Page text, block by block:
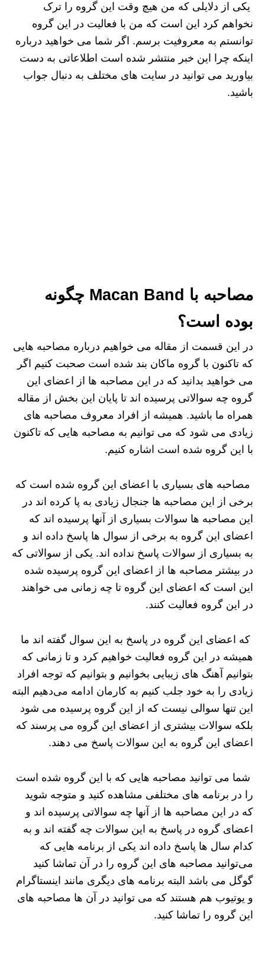
یکی از دلایلی که من هیچ وقت این گروه را ترک
نخواهم کرد این است که من با فعالیت در این گروه
توانستم به معروفیت برسم. اگر شما می خواهید درباره
اینکه چرا این خبر منتشر شده است اطلاعاتی به دست
بیاورید می توانید در سایت های مختلف به دنبال جواب
باشید‌.
مصاحبه با Macan Band چگونه
بوده است؟
در این قسمت از مقاله می خواهیم درباره مصاحبه هایی
که تاکنون با گروه ماکان بند شده است صحبت کنیم اگر
می خواهید بدانید که در این مصاحبه ها از اعضای این
گروه چه سوالاتی پرسیده اند تا پایان این بخش از مقاله
همراه ما باشید. همیشه از افراد معروف مصاحبه ‌های
زیادی می ‌شود که می توانیم به مصاحبه ‌هایی که تاکنون
با این گروه شده است اشاره کنیم.
مصاحبه های بسیاری با اعضای این گروه شده است که
برخی از این مصاحبه ‌ها جنجال زیادی به پا کرده اند در
این مصاحبه ها سوالات بسیاری از آنها پرسیده اند که
اعضای این گروه به برخی از سوال ها پاسخ داده اند و
به بسیاری از سوالات پاسخ نداده اند. یکی از سوالاتی که
در بیشتر مصاحبه ها از اعضای این گروه پرسیده شده
این است که اعضای این گروه تا چه زمانی می خواهند
در این گروه فعالیت کنند.
که اعضای این گروه در پاسخ به این سوال گفته اند ما
همیشه در این گروه فعالیت خواهیم کرد و تا زمانی که
بتوانیم آهنگ های زیبایی بخوانیم و بتوانیم که توجه افراد
زیادی را به خود جلب کنیم به کارمان ادامه می‌دهیم البته
این تنها سوالی نیست که از این گروه پرسیده می شود
بلکه سوالات بیشتری از اعضای این گروه می پرسند که
اعضای این گروه به این سوالات پاسخ می دهند.
شما می توانید مصاحبه هایی که با این گروه شده است
را در برنامه‌ های مختلفی مشاهده کنید و متوجه شوید
که در این مصاحبه ها از آنها چه سوالاتی پرسیده اند و
اعضای گروه در پاسخ به این سوالات چه گفته اند و به
کدام سال ها پاسخ داده‌ اند یکی از برنامه‌ هایی که
می‌توانید مصاحبه ‌های این گروه را در آن تماشا کنید
گوگل می باشد البته برنامه های دیگری مانند اینستاگرام
و یوتیوب هم هستند که می توانید در آن ها مصاحبه های
این گروه را تماشا کنید.